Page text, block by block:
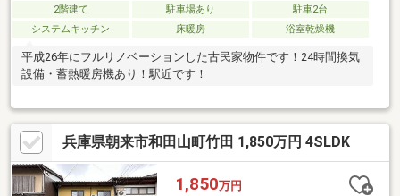
2階建て 駐車場あり
駐車2台
システムキッチン
床暖房 浴室乾燥機
平成26年にフルリノベーションした古民家物件です！24時間換気
設備・蓄熱暖房機あり！駅近です！
兵庫県朝来市和田山町竹田 1,850万円 4SLDK
1,850万円